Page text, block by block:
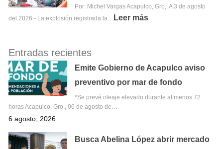
Por: Michel Vargas Acapulco, Gro,. A 3 de agosto
del 2026.- La explosión registrada la…
Leer más
Entradas recientes
Emite Gobierno de Acapulco aviso
preventivo por mar de fondo
*Se prevé oleaje elevado durante al menos 72
horas Acapulco, Gro., 06 de agosto de…
6 agosto, 2026
Busca Abelina López abrir mercado